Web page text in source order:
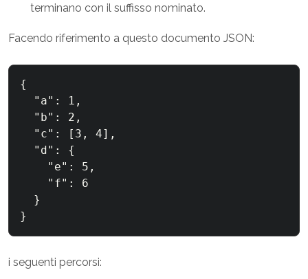
terminano con il suffisso nominato.
Facendo riferimento a questo documento JSON:
{
  "a": 1,
  "b": 2,
  "c": [3, 4],
  "d": {
    "e": 5,
    "f": 6
  }
}
i seguenti percorsi: